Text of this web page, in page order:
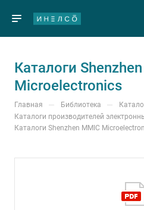
Каталоги
Microelectronics
Главная — Библиотека —
Каталоги производителей
Каталоги Shenzhen MMIC